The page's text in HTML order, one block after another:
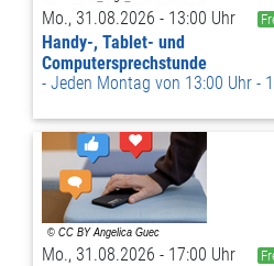
Mo., 31.08.2026 - 13:00 Uhr
Handy-, Tablet- und
Computersprechstunde
Jeden Montag von 13:00 Uhr -
Mo., 31.08.2026 - 17:00 Uhr